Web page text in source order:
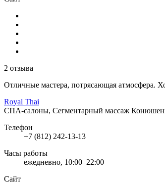
2 отзыва
Отличные мастера, потрясающая атмосфера.
Royal Thai
СПА-салоны, Сегментарный массаж
Телефон
+7 (812) 242-13-13
Часы работы
ежедневно, 10:00–22:00
Сайт